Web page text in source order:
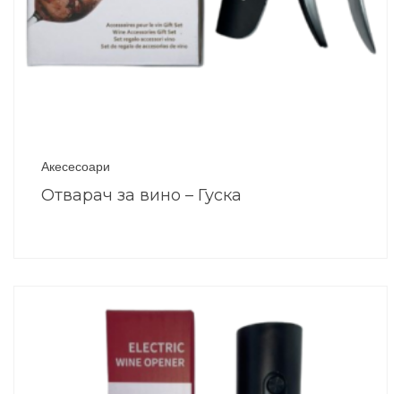
Акесесоари
Отварач за вино – Гуска